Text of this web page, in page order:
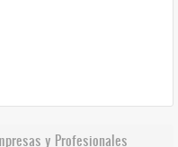
y Profesionales